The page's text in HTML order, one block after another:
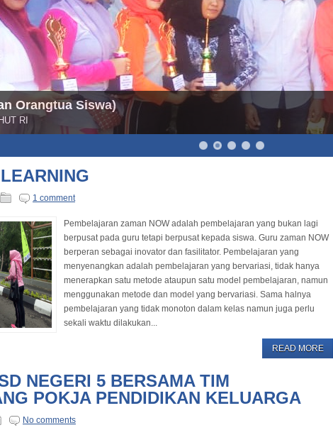
Orangtua Siswa)
RI
1 comment
Pembelajaran zaman NOW adalah pembelajaran yang bukan lagi
berpusat pada guru tetapi berpusat kepada siswa. Guru zaman NOW
berperan sebagai inovator dan fasilitator. Pembelajaran yang
menyenangkan adalah pembelajaran yang bervariasi, tidak hanya
menerapkan satu metode ataupun satu model pembelajaran, namun
menggunakan metode dan model yang bervariasi. Sama halnya
pembelajaran yang tidak monoton dalam kelas namun juga perlu
sekali waktu dilakukan...
READ MORE
NEGERI 5 BERSAMA TIM
POKJA PENDIDIKAN KELUARGA
No comments